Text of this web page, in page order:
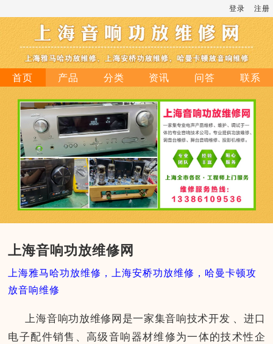
登录 注册
首页 产品 分类 资讯 问答 联系
上海音响功放维修网
上海雅马哈功放维修，上海安桥功放维修，哈曼卡顿攻
放音响维修
上海音响功放维修网是一家集音响技术开发 、进口
电子配件销售、高级音响器材维修为一体的技术性企